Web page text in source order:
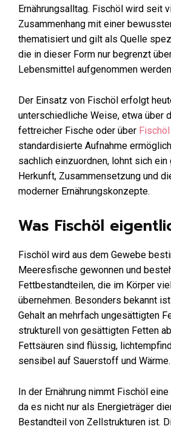
Ernährungsalltag. Fischöl wird seit
Zusammenhang mit einer
thematisiert und gilt als Quelle
die in dieser Form nur begrenzt
Lebensmittel aufgenommen
Der Einsatz von Fischöl erfolgt
unterschiedliche Weise, etwa über
fettreicher Fische oder über
standardisierte Aufnahme
sachlich einzuordnen, lohnt sich ein
Herkunft, Zusammensetzung und
moderner Ernährungskonzepte.
Was Fischöl
Fischöl wird aus dem Gewebe
Meeresfische gewonnen und
Fettbestandteilen, die im Körper
übernehmen. Besonders bekannt
Gehalt an mehrfach ungesättigten
strukturell von gesättigten Fetten
Fettsäuren sind flüssig,
sensibel auf Sauerstoff und Wärme.
In der Ernährung nimmt Fischöl
da es nicht nur als Energieträger
Bestandteil von Zellstrukturen ist.